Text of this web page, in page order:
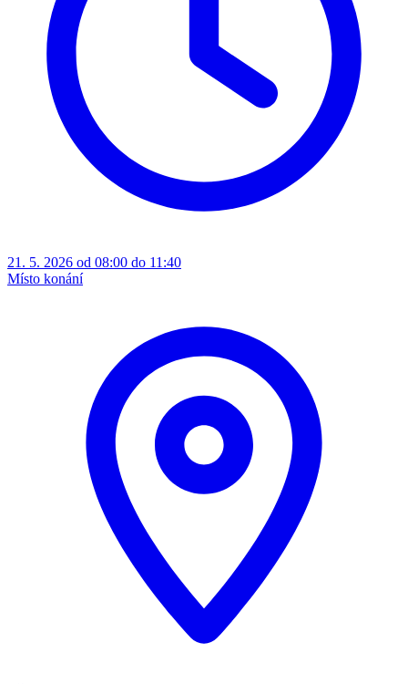
21. 5. 2026 od 08:00 do 11:40
Místo konání